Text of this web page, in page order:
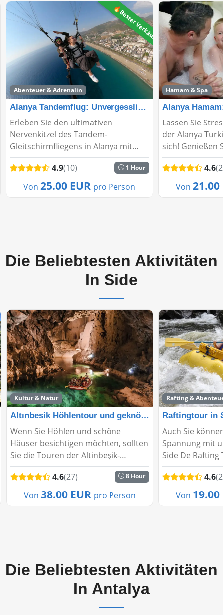
🔥Bester Verkäufer
Abenteuer & Adrenalin
Alanya Tandemflug: Unvergessliches Abenteuer
Erleben Sie den ultimativen
Nervenkitzel des Tandem-
Gleitschirmfliegens in Alanya mit
atemberaubenden Aussichten und
professionellen Guides. Schweben
Sie über das Mittelmeer, das
Taurusgebirge und die Burg von
4.9(10) 1 Hour
Von 25.00 EUR pro Person
Hamam & Spa
Lassen Sie
der Alanya
sich! Genießen
unserem
Jacuzzi,
und
4.6
Von 21.00
Die Beliebtesten Aktivitäten
In Side
Kultur & Natur
Altınbesik Höhlentour und geknöpfte Häuser Tour vo
Wenn Sie Höhlen und schöne
Häuser besichtigen möchten, sollten
Sie die Touren der Altinbeşik-
Höhlentour und der Ormana-
Knopfhäuser-Tour nutzen. Darüber
hinaus sollten Sie diese Orte mit
ihren natürlichen und abw...
4.6(27) 8 Hour
Von 38.00 EUR pro Person
Rafting &
Raftingtour in
Auch Sie
Spannung mit
Side De
gilt auch als
vor allem
4.6
Von 19.00
Die Beliebtesten Aktivitäten
In Antalya